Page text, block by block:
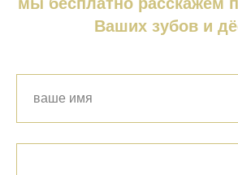
Ваших зубов и